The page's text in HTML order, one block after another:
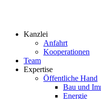
Kanzlei
Anfahrt
Kooperationen
Team
Expertise
Öffentliche Hand
Bau und
Energie